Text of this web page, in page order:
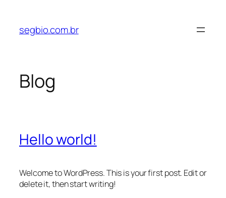
segbio.com.br
Blog
Hello world!
Welcome to WordPress. This is your first post. Edit or
delete it, then start writing!